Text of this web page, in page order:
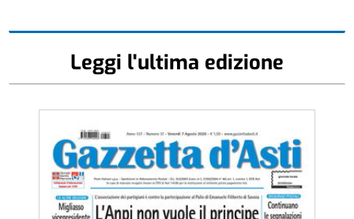
Leggi l'ultima edizione